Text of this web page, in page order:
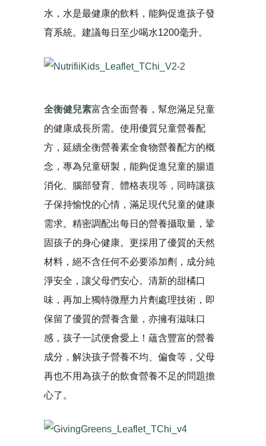
水，水是最健康的飲料，能夠促進孩子發
育系統。建議每日至少喝水1200毫升。
全衡健兒素富含全面營養，幫您滿足兒童
的健康成長所需。使用優質兒童營養配
方，延續全衡營養素全食物營養配方的概
念，專為兒童研製，能夠促進兒童的腸道
消化、腦部發育、體格表現等，同時讓孩
子保持愉悅的心情，滿足現代兒童的健康
需求。精密調配出每日的營養攝取量，鞏
固孩子的身心健康。更採用了優質的天然
材料，絕不含任何不必要添加劑，成分純
淨安全，讓父母們安心。清新的甜橘口
味，再加上獨特微壓力片劑處理技術，即
保留了優質的營養含量，亦擁有滋味口
感，孩子一試便會愛上！蘊含豐富的營養
成分，解決孩子營養不均、偏食等，父母
再也不用為孩子的飲食營養不足的問題擔
心了。